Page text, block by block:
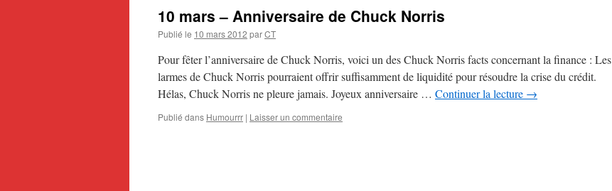
10 mars – Anniversaire de Chuck Norris
Publié le 10 mars 2012 parCT
Pour fêter l’anniversaire de Chuck Norris, voici un des Chuck Norris facts concernant la finance : Les
larmes de Chuck Norris pourraient offrir suffisamment de liquidité pour résoudre la crise du crédit.
Hélas, Chuck Norris ne pleure jamais. Joyeux anniversaire … Continuer la lecture →
Publié dans Humourrr | Laisser un commentaire